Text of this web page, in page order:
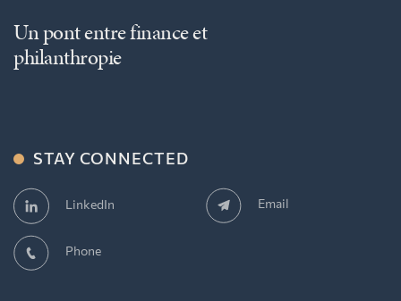
Un pont entre finance et
philanthropie
STAY CONNECTED
LinkedIn Email
Phone